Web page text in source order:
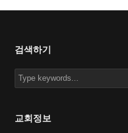
검색하기
교회정보